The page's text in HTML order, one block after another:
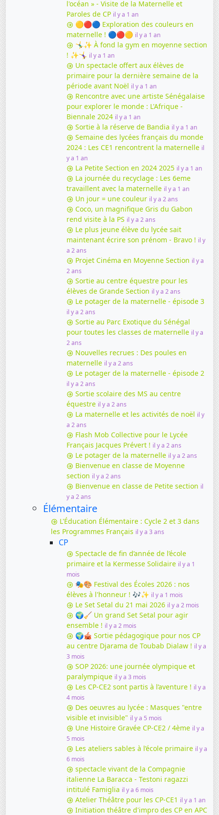
l'océan » - Visite de la Maternelle et
Paroles de CP il y a 1 an
🟡🔴🔵 Exploration des couleurs en
maternelle ! 🔵🔴🟡 il y a 1 an
🤸‍♂️✨ À fond la gym en moyenne section
! ✨🤸‍♀️ il y a 1 an
Un spectacle offert aux élèves de
primaire pour la dernière semaine de la
période avant Noël il y a 1 an
Rencontre avec une artiste Sénégalaise
pour explorer le monde : L'Afrique -
Biennale 2024 il y a 1 an
Sortie à la réserve de Bandia il y a 1 an
Semaine des lycées français du monde
2024 : Les CE1 rencontrent la maternelle il
y a 1 an
La Petite Section en 2024 2025 il y a 1 an
La journée du recyclage : Les 6eme
travaillent avec la maternelle il y a 1 an
Un jour = une couleur il y a 2 ans
Coco, un magnifique Gris du Gabon
rend visite à la PS il y a 2 ans
Le plus jeune élève du lycée sait
maintenant écrire son prénom - Bravo ! il y
a 2 ans
Projet Cinéma en Moyenne Section il y a
2 ans
Sortie au centre équestre pour les
élèves de Grande Section il y a 2 ans
Le potager de la maternelle - épisode 3
il y a 2 ans
Sortie au Parc Exotique du Sénégal
pour toutes les classes de maternelle il y a
2 ans
Nouvelles recrues : Des poules en
maternelle il y a 2 ans
Le potager de la maternelle - épisode 2
il y a 2 ans
Sortie scolaire des MS au centre
équestre il y a 2 ans
La maternelle et les activités de noël il y
a 2 ans
Flash Mob Collective pour le Lycée
Français Jacques Prévert ! il y a 2 ans
Le potager de la maternelle il y a 2 ans
Bienvenue en classe de Moyenne
section il y a 2 ans
Bienvenue en classe de Petite section il
y a 2 ans
Élémentaire
L'Éducation Élémentaire : Cycle 2 et 3 dans
les Programmes Français il y a 3 ans
CP
Spectacle de fin d’année de l’école
primaire et la Kermesse Solidaire il y a 1
mois
🎭🎨 Festival des Écoles 2026 : nos
élèves à l'honneur ! 🎶✨ il y a 1 mois
Le Set Setal du 21 mai 2026 il y a 2 mois
🌍🧹 Un grand Set Setal pour agir
ensemble ! il y a 2 mois
🌍🎪 Sortie pédagogique pour nos CP
au centre Djarama de Toubab Dialaw ! il y a
3 mois
SOP 2026: une journée olympique et
paralympique il y a 3 mois
Les CP-CE2 sont partis à l’aventure ! il y a
4 mois
Des oeuvres au lycée : Masques "entre
visible et invisible" il y a 5 mois
Une Histoire Gravée CP-CE2 / 4ème il y a
5 mois
Les ateliers sables à l’école primaire il y a
6 mois
spectacle vivant de la Compagnie
italienne La Baracca - Testoni ragazzi
intitulé Famiglia il y a 6 mois
Atelier Théâtre pour les CP-CE1 il y a 1 an
Initiation théâtre d'impro des CP en APC